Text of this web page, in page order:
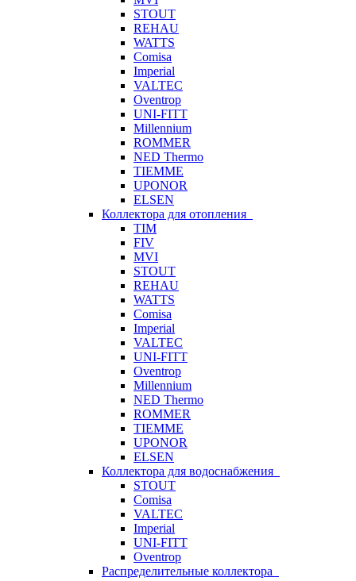
STOUT
REHAU
WATTS
Comisa
Imperial
VALTEC
Oventrop
UNI-FITT
Millennium
ROMMER
NED Thermo
TIEMME
UPONOR
ELSEN
Коллектора для отопления
TIM
FIV
MVI
STOUT
REHAU
WATTS
Comisa
Imperial
VALTEC
UNI-FITT
Oventrop
Millennium
NED Thermo
ROMMER
TIEMME
UPONOR
ELSEN
Коллектора для водоснабжения
STOUT
Comisa
VALTEC
Imperial
UNI-FITT
Oventrop
Распределительные коллектора